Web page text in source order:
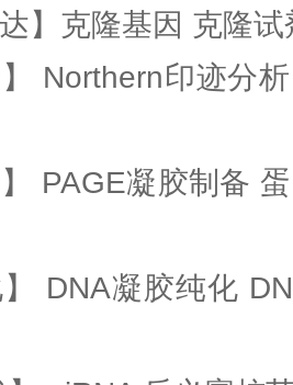
达】克隆基因 克隆
】 Northern印迹分
】 PAGE凝胶制备
】 DNA凝胶纯化